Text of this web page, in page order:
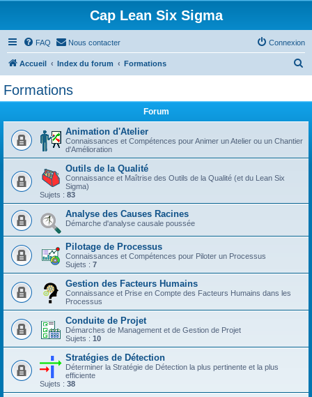
Cap Lean Six Sigma
FAQ Nous contacter Connexion
Accueil Index du forum Formations
Formations
Forum
Animation d'Atelier
Connaissances et Compétences pour Animer un Atelier ou un Chantier
d'Amélioration
Outils de la Qualité
Connaissance et Maîtrise des Outils de la Qualité (et du Lean Six
Sigma)
Sujets : 83
Analyse des Causes Racines
Démarche d'analyse causale poussée
Pilotage de Processus
Connaissances et Compétences pour Piloter un Processus
Sujets : 7
Gestion des Facteurs Humains
Connaissance et Prise en Compte des Facteurs Humains dans les
Processus
Conduite de Projet
Démarches de Management et de Gestion de Projet
Sujets : 10
Stratégies de Détection
Déterminer la Stratégie de Détection la plus pertinente et la plus
efficiente
Sujets : 38